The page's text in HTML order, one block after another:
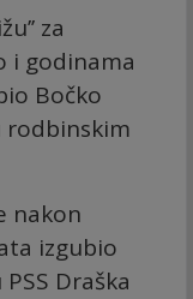
za
i godinama
Bočko
rodbinskim
nakon
izgubio
Draška